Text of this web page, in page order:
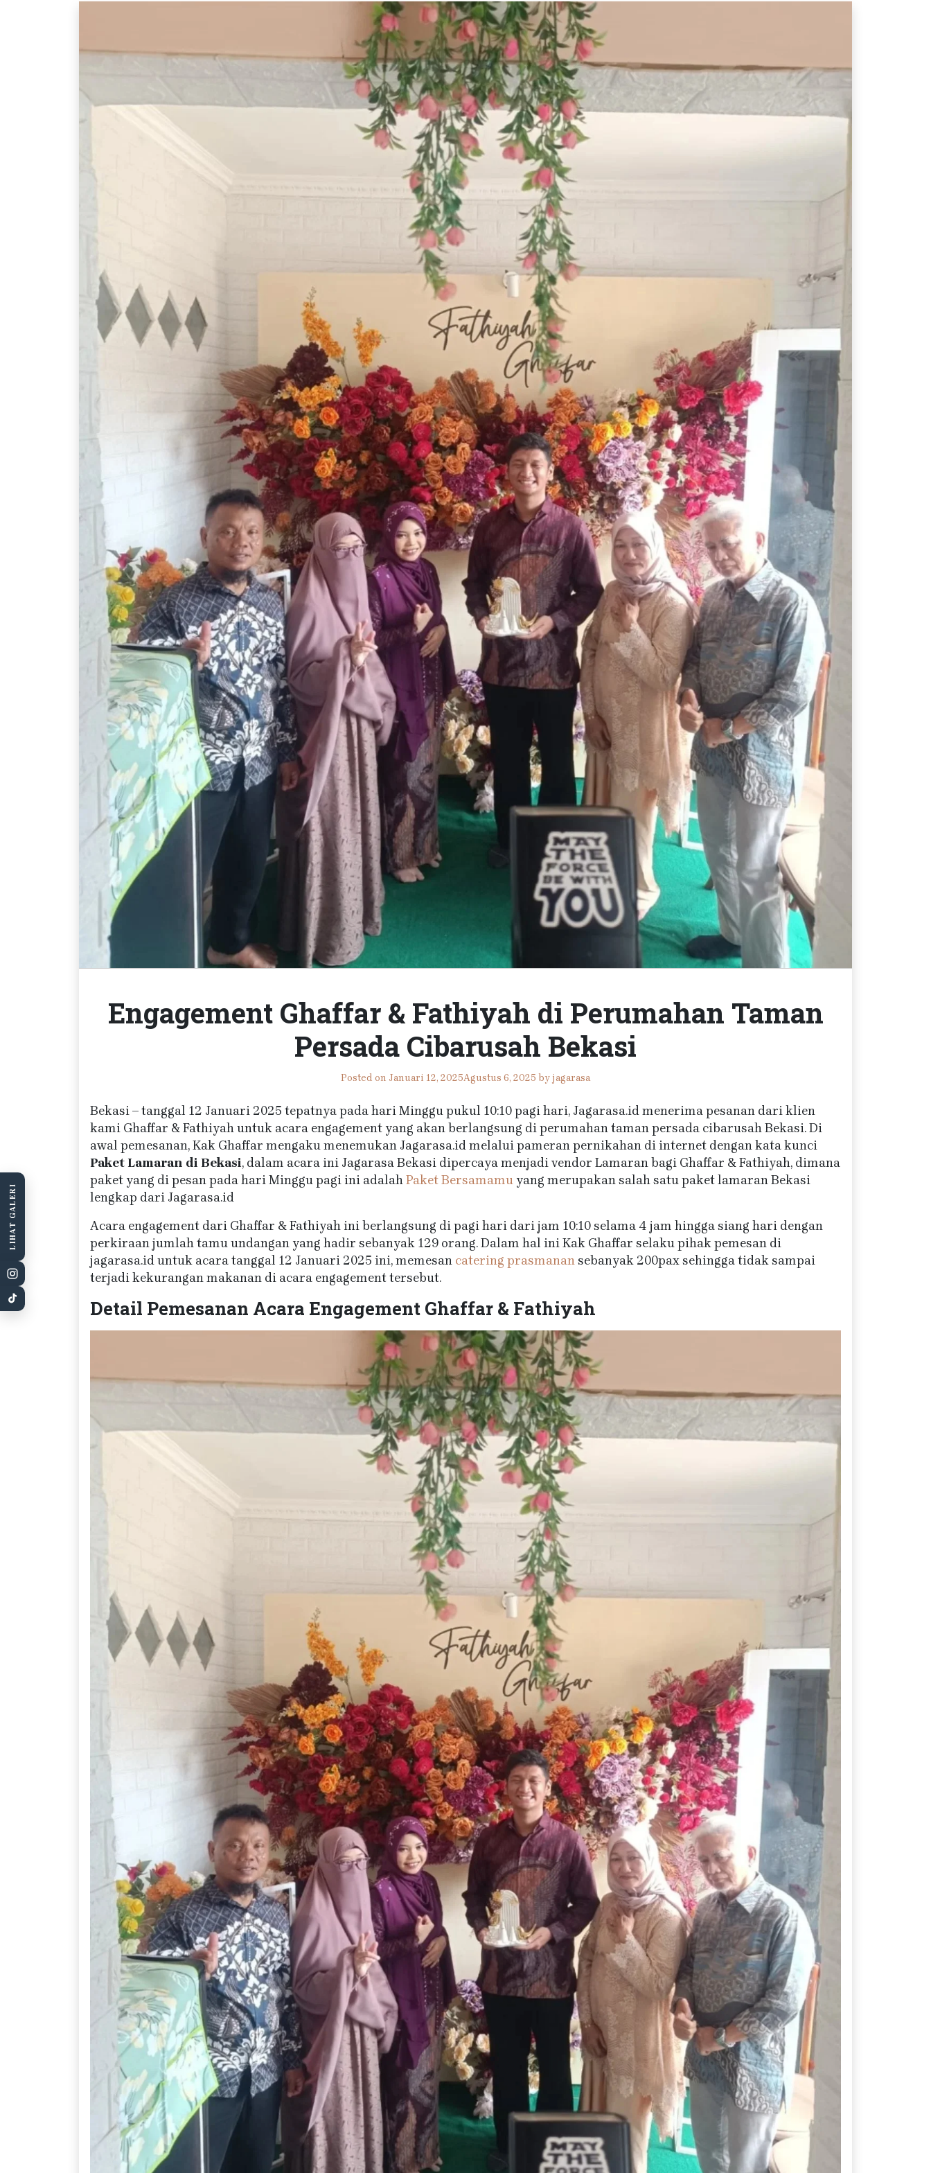
Engagement Ghaffar & Fathiyah di Perumahan Taman
Persada Cibarusah Bekasi
Posted on Januari 12, 2025Agustus 6, 2025 by jagarasa
Bekasi – tanggal 12 Januari 2025 tepatnya pada hari Minggu pukul 10:10 pagi hari, Jagarasa.id menerima pesanan dari klien
kami Ghaffar & Fathiyah untuk acara engagement yang akan berlangsung di perumahan taman persada cibarusah Bekasi. Di
awal pemesanan, Kak Ghaffar mengaku menemukan Jagarasa.id melalui pameran pernikahan di internet dengan kata kunci
Paket Lamaran di Bekasi, dalam acara ini Jagarasa Bekasi dipercaya menjadi vendor Lamaran bagi Ghaffar & Fathiyah, dimana
paket yang di pesan pada hari Minggu pagi ini adalahPaket Bersamamu yang merupakan salah satu paket lamaran Bekasi
lengkap dari Jagarasa.id
Acara engagement dari Ghaffar & Fathiyah ini berlangsung di pagi hari dari jam 10:10 selama 4 jam hingga siang hari dengan
perkiraan jumlah tamu undangan yang hadir sebanyak 129 orang. Dalam hal ini Kak Ghaffar selaku pihak pemesan di
jagarasa.id untuk acara tanggal 12 Januari 2025 ini, memesan catering prasmanansebanyak 200pax sehingga tidak sampai
terjadi kekurangan makanan di acara engagement tersebut.
Detail Pemesanan Acara Engagement Ghaffar & Fathiyah
LIHAT GALERI